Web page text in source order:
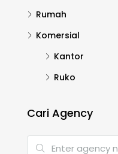
Rumah
Komersial
Kantor
Ruko
Cari Agency